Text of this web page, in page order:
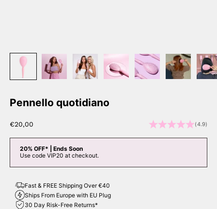
Pennello quotidiano
Prezzo scontato
€20,00 (4.9)
20% OFF* | Ends Soon
Use code VIP20 at checkout.
Fast & FREE Shipping Over €40
Ships From Europe with EU Plug
30 Day Risk-Free Returns*